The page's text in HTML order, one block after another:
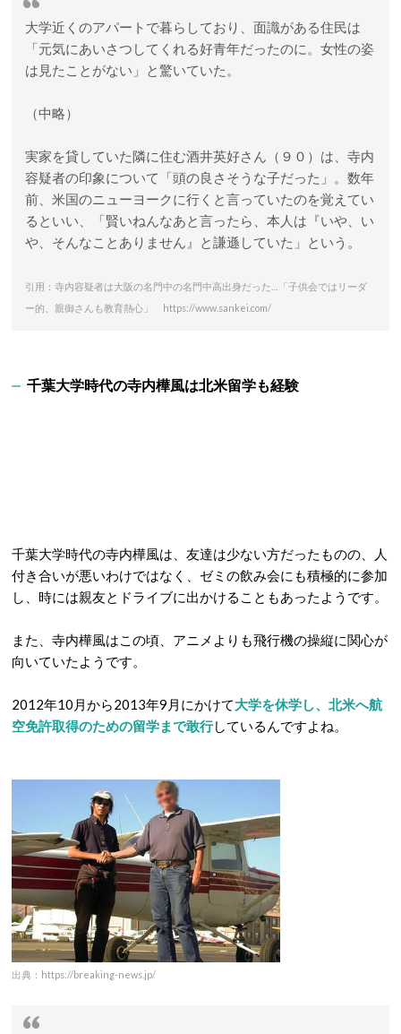
大学近くのアパートで暮らしており、面識がある住民は
「元気にあいさつしてくれる好青年だったのに。女性の姿
は見たことがない」と驚いていた。
（中略）
実家を貸していた隣に住む酒井英好さん（９０）は、寺内
容疑者の印象について「頭の良さそうな子だった」。数年
前、米国のニューヨークに行くと言っていたのを覚えてい
るといい、「賢いねんなあと言ったら、本人は『いや、い
や、そんなことありません』と謙遜していた」という。
引用：寺内容疑者は大阪の名門中の名門中高出身だった…「子供会ではリーダ
ー的、親御さんも教育熱心」 https://www.sankei.com/
千葉大学時代の寺内樺風は北米留学も経験
千葉大学時代の寺内樺風は、友達は少ない方だったものの、人
付き合いが悪いわけではなく、ゼミの飲み会にも積極的に参加
し、時には親友とドライブに出かけることもあったようです。
また、寺内樺風はこの頃、アニメよりも飛行機の操縦に関心が
向いていたようです。
2012年10月から2013年9月にかけて大学を休学し、北米へ航
空免許取得のための留学まで敢行しているんですよね。
出典：https://breaking-news.jp/